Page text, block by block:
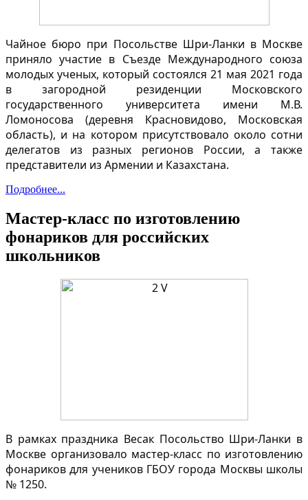
Чайное бюро при Посольстве Шри-Ланки в Москве
приняло участие в Съезде Международного союза
молодых ученых, который состоялся 21 мая 2021 года
в загородной резиденции Московского
государственного университета имени М.В.
Ломоносова (деревня Красновидово, Московская
область), и на котором присутствовало около сотни
делегатов из разных регионов России, а также
представители из Армении и Казахстана.
Подробнее...
Мастер-класс по изготовлению
фонариков для российских
школьников
В рамках праздника Весак Посольство Шри-Ланки в
Москве организовало мастер-класс по изготовлению
фонариков для учеников ГБОУ города Москвы школы
№ 1250.